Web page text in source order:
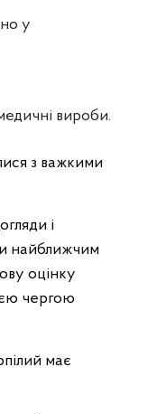
у
вироби.
з важкими
і
найближчим
оцінку
чергою
має